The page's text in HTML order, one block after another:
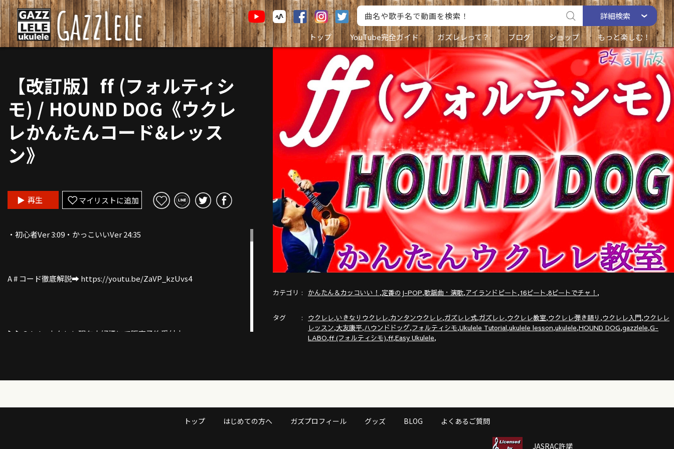
詳細検索
トップ
YouTube完全ガイド ガズレレって？ ブログ ショップ もっと楽しむ！
カテゴリ かんたん＆カッコいい！ ,定番のJ-POP,歌謡曲・演歌,アイランドビート,16ビート,8ビートでチャ！ ,
タグ ウクレレ,いきなりウクレレ,カンタンウクレレ,ガズレレ式,ガズレレ,ウクレレ教室,ウクレレ弾き語り ,ウクレレ入門,ウクレレ
レッスン,大友康平,ハウンドドッグ,フォルティシモ,Ukulele Tutorial,ukulele lesson,ukulele,HOUND DOG,gazzlele,G-
LABO,ff (フォルティシモ),ff,Easy Ukulele,
【改訂版】ff (フォルティシ
モ) / HOUND DOG《ウクレ
レかんたんコード&レッス
ン》
再生 マイリストに追加
・初心者Ver 3:09・かっこいいVer 24:35
A # コード徹底解説➡︎ https://youtu.be/ZaVP_kzUvs4
▶︎▶︎G-Laboウクレレ現在大好評にて販売予約受付中
https://www.yamano-music.co.jp/event/event-54022/
トップ はじめての方へ ガズプロフィール グッズ BLOG よくあるご質問
JASRAC許諾